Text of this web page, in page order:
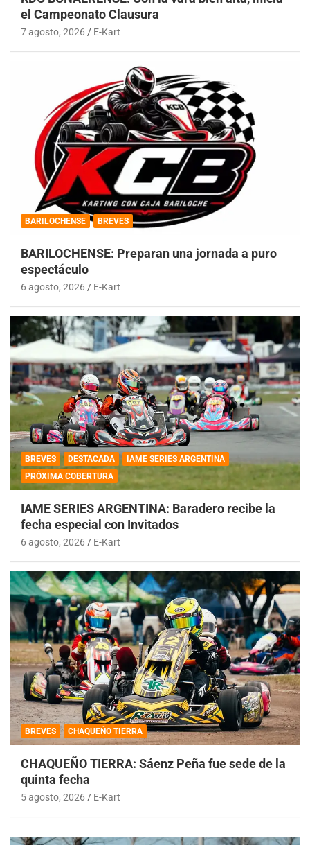
el Campeonato Clausura
7 agosto, 2026 E-Kart
BARILOCHENSE BREVES
BARILOCHENSE: Preparan una jornada a puro
espectáculo
6 agosto, 2026 E-Kart
BREVES DESTACADA
IAME SERIES ARGENTINA
PRÓXIMA COBERTURA
IAME SERIES ARGENTINA: Baradero recibe la
fecha especial con Invitados
6 agosto, 2026 E-Kart
BREVES CHAQUEÑO TIERRA
CHAQUEÑO TIERRA: Sáenz Peña fue sede de la
quinta fecha
5 agosto, 2026 E-Kart